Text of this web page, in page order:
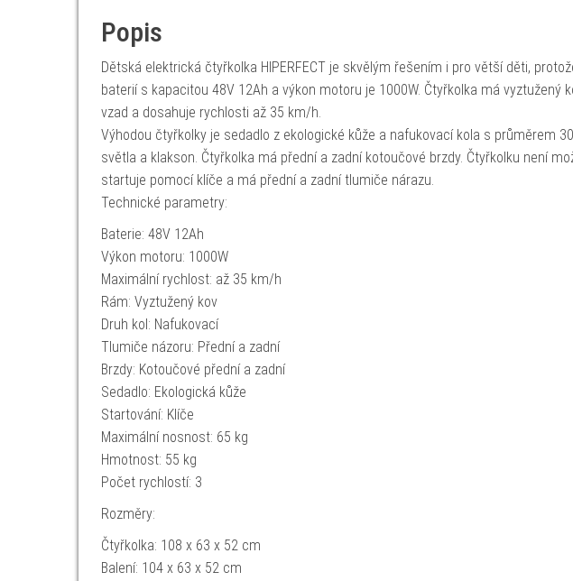
Popis
Dětská elektrická čtyřkolka HIPERFECT je skvělým řešením i pro větší děti,
baterií s kapacitou 48V 12Ah a výkon motoru je 1000W. Čtyřkolka má vyztužený
vzad a dosahuje rychlosti až 35 km/h.
Výhodou čtyřkolky je sedadlo z ekologické kůže a nafukovací kola s průměrem
světla a klakson. Čtyřkolka má přední a zadní kotoučové brzdy. Čtyřkolku není
startuje pomocí klíče a má přední a zadní tlumiče nárazu.
Technické parametry:
Baterie: 48V 12Ah
Výkon motoru: 1000W
Maximální rychlost: až 35 km/h
Rám: Vyztužený kov
Druh kol: Nafukovací
Tlumiče názoru: Přední a zadní
Brzdy: Kotoučové přední a zadní
Sedadlo: Ekologická kůže
Startování: Klíče
Maximální nosnost: 65 kg
Hmotnost: 55 kg
Počet rychlostí: 3
Rozměry:
Čtyřkolka: 108 x 63 x 52 cm
Balení: 104 x 63 x 52 cm